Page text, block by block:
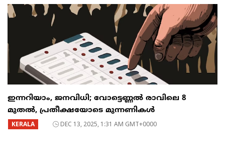
ഇന്നറിയാം, ജനവിധി; വോട്ടെണ്ണൽ രാവിലെ 8
മുതൽ, പ്രതീക്ഷയോടെ മുന്നണികൾ
KERALA DEC 13, 2025, 1:31 AM GMT+0000